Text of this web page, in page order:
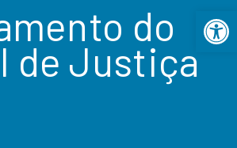
do
de Justiça